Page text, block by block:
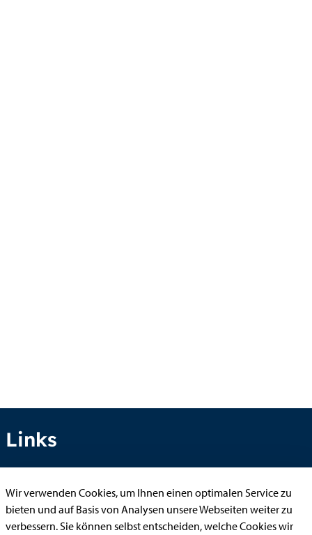
Links
Anhörung online
Aufenthaltserlaubnis
Wir verwenden Cookies, um Ihnen einen optimalen Service zu
bieten und auf Basis von Analysen unsere Webseiten weiter zu
verbessern. Sie können selbst entscheiden, welche Cookies wir